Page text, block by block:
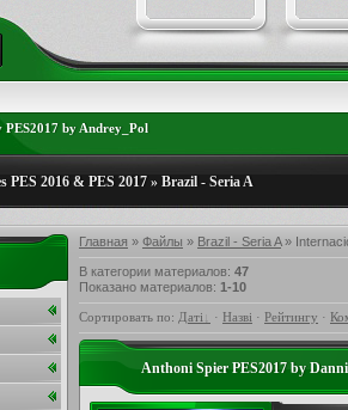
PES2017 by Andrey_Pol
PES 2016 & PES 2017 » Brazil - Seria A
Главная » Файлы » Brazil - Seria A»
В категории материалов: 47
Показано материалов: 1-10
Сортировать по: Даті · Назві · Рейтингу ·
Anthoni Spier PES2017 by Danni